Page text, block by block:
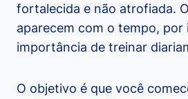
fortalecida e não atrofiada.
aparecem com o tempo, por
importância de treinar
O objetivo é que você